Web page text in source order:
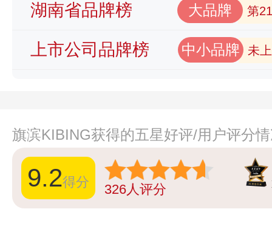
湖南省品牌榜 大品牌 第
上市公司品牌榜 中小品牌 未
旗滨KIBING获得的五星好评/用户评分
9.2得分 326人评分